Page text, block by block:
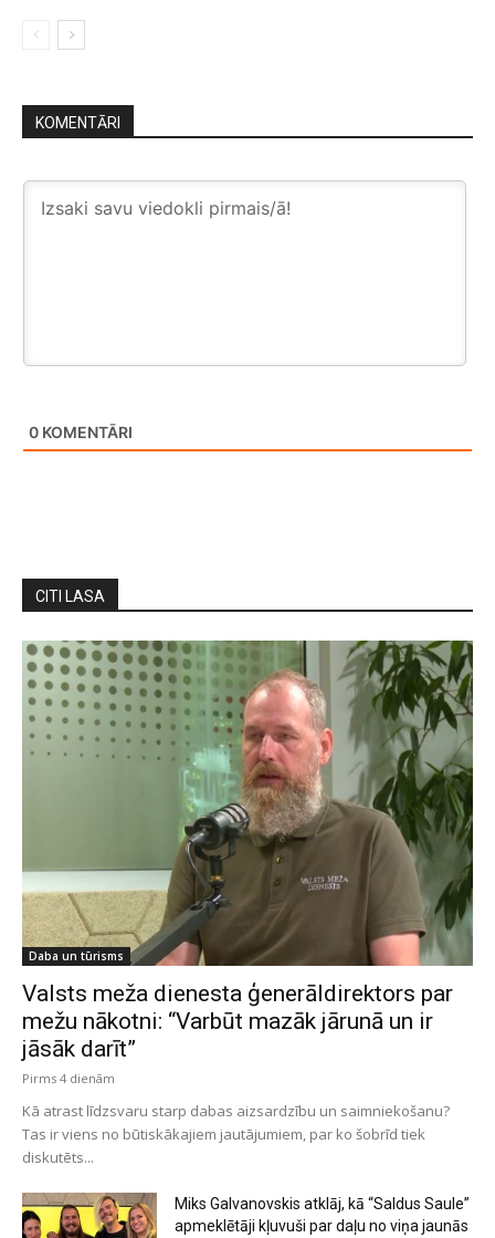
KOMENTĀRI
0 KOMENTĀRI
CITI LASA
Daba un tūrisms
Valsts meža dienesta ģenerāldirektors par
mežu nākotni: “Varbūt mazāk jārunā un ir
jāsāk darīt”
Pirms 4 dienām
Kā atrast līdzsvaru starp dabas aizsardzību un saimniekošanu?
Tas ir viens no būtiskākajiem jautājumiem, par ko šobrīd tiek
diskutēts...
Miks Galvanovskis atklāj, kā “Saldus Saule”
apmeklētāji kļuvuši par daļu no viņa jaunās